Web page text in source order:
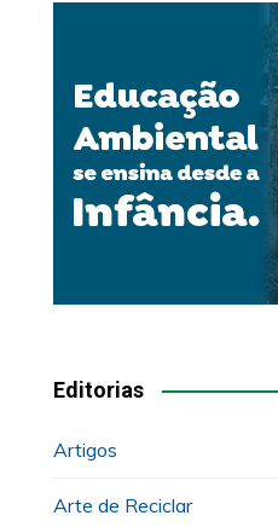
Editorias
Artigos
Arte de Reciclar